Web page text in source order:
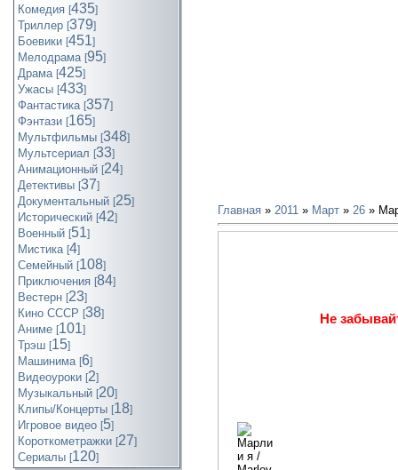
Комедия [435]
Триллер [379]
Боевики [451]
Мелодрама [95]
Драма [425]
Ужасы [433]
Фантастика [357]
Фэнтази [165]
Мультфильмы [348]
Мультсериал [33]
Анимационный [24]
Детективы [37]
Документальный [25]
Исторический [42]
Военный [51]
Мистика [4]
Семейный [108]
Приключения [84]
Вестерн [23]
Кино СССР [38]
Аниме [101]
Трэш [15]
Машинима [6]
Видеоуроки [2]
Музыкальный [20]
Клипы/Концерты [18]
Игровое видео [5]
Короткометражки [27]
Cериалы [120]
Главная » 2011 » Март » 26 »
Не